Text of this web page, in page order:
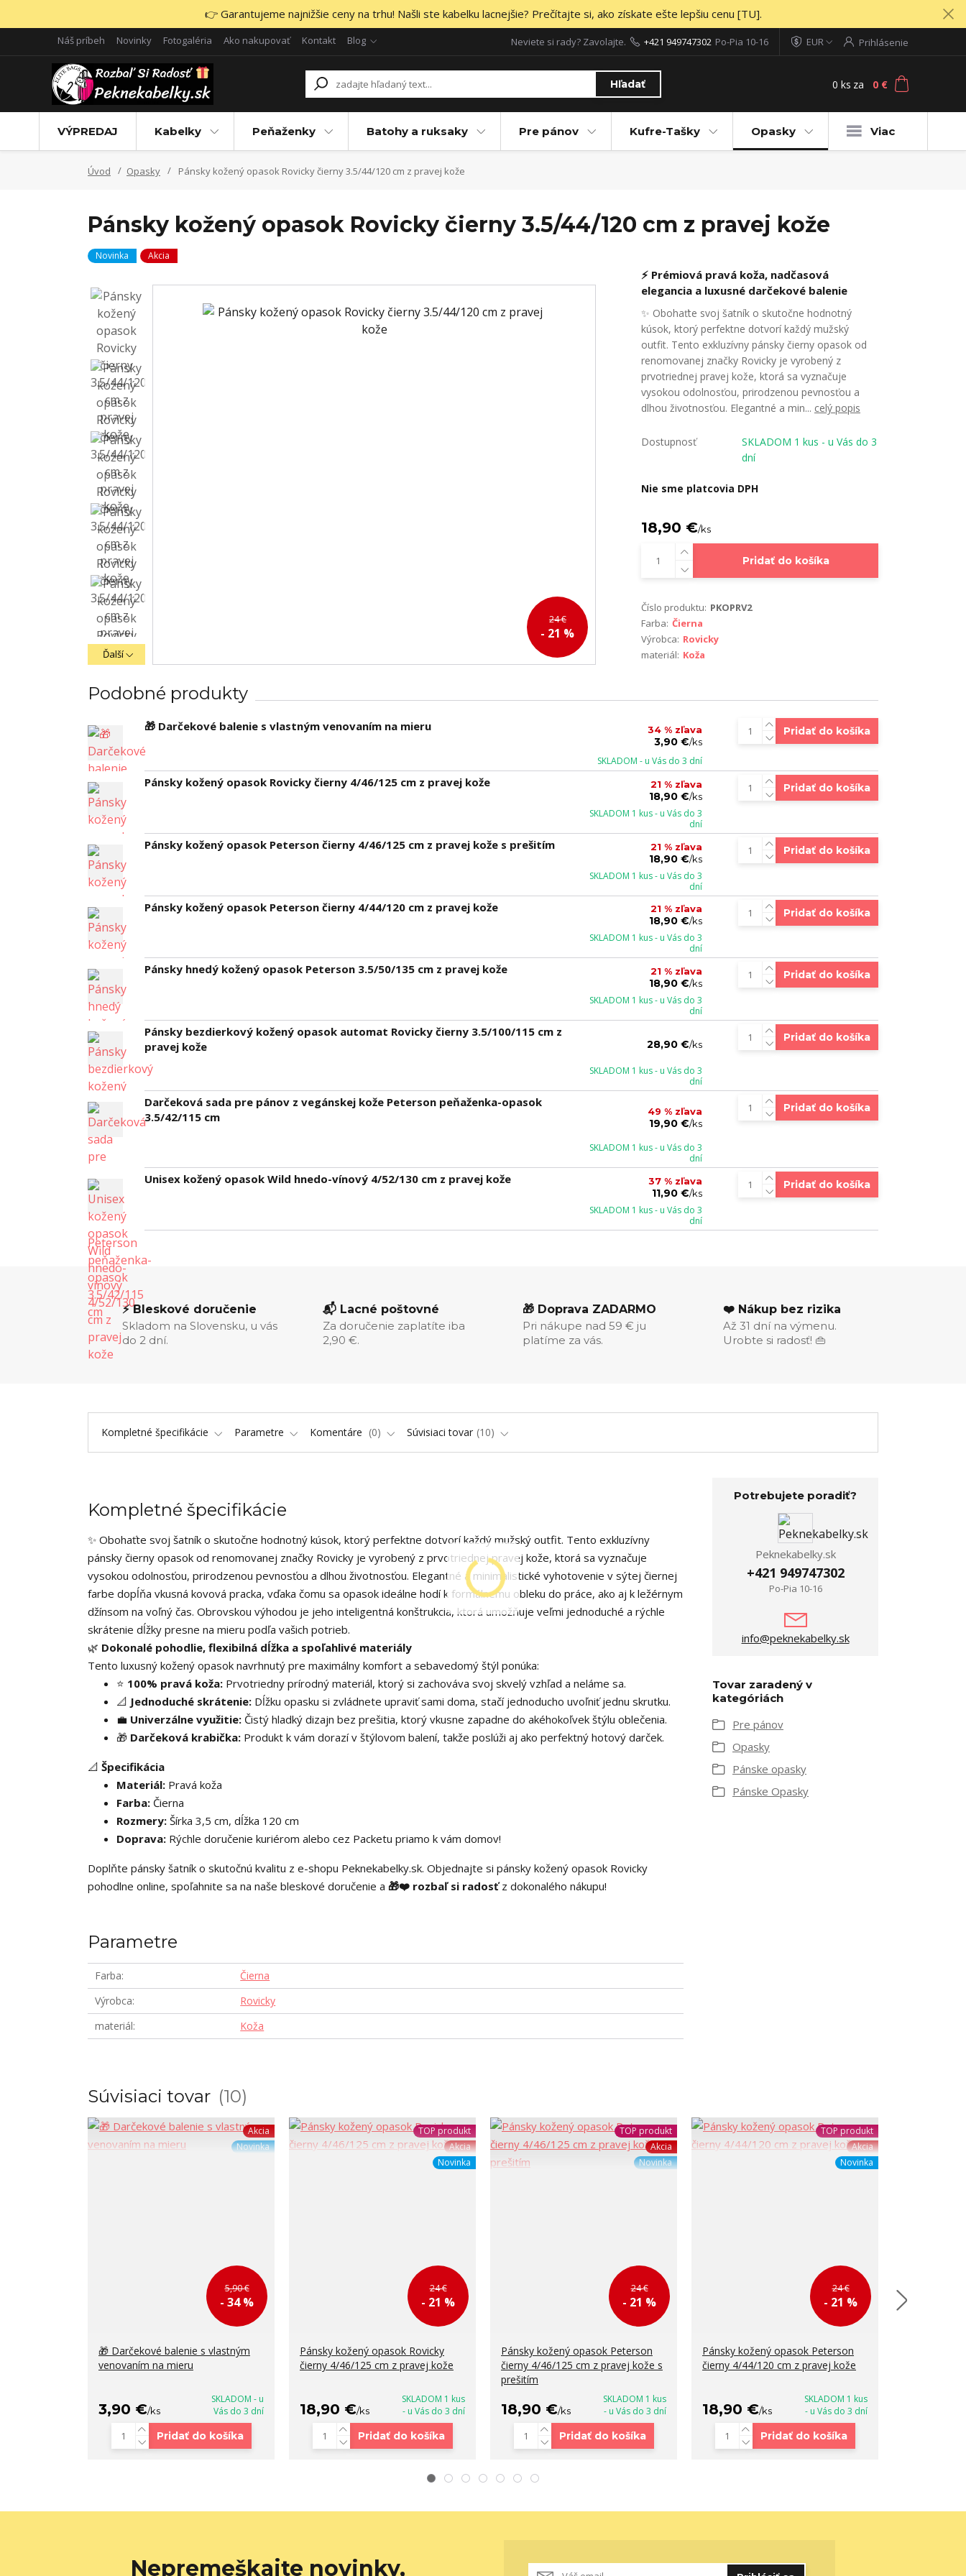
👉 Garantujeme najnižšie ceny na trhu! Našli ste kabelku lacnejšie? Prečítajte si, ako získate ešte lepšiu cenu [TU].
Náš príbeh Novinky Fotogaléria Ako nakupovať Kontakt Blog EUR Prihlásenie
Hľadať
Neviete si rady? Zavolajte. +421 949747302 Po-Pia 10-16
0 ks za 0 €
VÝPREDAJ Kabelky Peňaženky Batohy a ruksaky Pre pánov Kufre-Tašky Opasky Viac
Úvod Opasky Pánsky kožený opasok Rovicky čierny 3.5/44/120 cm z pravej kože
Pánsky kožený opasok Rovicky čierny 3.5/44/120 cm z pravej kože
Novinka Akcia
24 €
- 21 %
Ďalší
⚡ Prémiová pravá koža, nadčasová
elegancia a luxusné darčekové balenie
✨ Obohaťte svoj šatník o skutočne hodnotný
kúsok, ktorý perfektne dotvorí každý mužský
outfit. Tento exkluzívny pánsky čierny opasok od
renomovanej značky Rovicky je vyrobený z
prvotriednej pravej kože, ktorá sa vyznačuje
vysokou odolnosťou, prirodzenou pevnosťou a
dlhou životnosťou. Elegantné a min... celý popis
Dostupnosť
SKLADOM 1 kus - u Vás do 3
dní
Nie sme platcovia DPH
18,90 €/ks
Pridať do košíka
Číslo produktu: PKOPRV2
Farba: Čierna
Výrobca: Rovicky
materiál: Koža
Podobné produkty
🎁 Darčekové balenie s vlastným venovaním na mieru 34 % zľava
3,90 €/ks
SKLADOM - u Vás do 3 dní
Pridať do košíka
Pánsky kožený opasok Rovicky čierny 4/46/125 cm z pravej kože 21 % zľava
18,90 €/ks
SKLADOM 1 kus - u Vás do 3
dní
Pridať do košíka
Pánsky kožený opasok Peterson čierny 4/46/125 cm z pravej kože s prešitím 21 % zľava
18,90 €/ks
SKLADOM 1 kus - u Vás do 3
dní
Pridať do košíka
Pánsky kožený opasok Peterson čierny 4/44/120 cm z pravej kože 21 % zľava
18,90 €/ks
SKLADOM 1 kus - u Vás do 3
dní
Pridať do košíka
Pánsky hnedý kožený opasok Peterson 3.5/50/135 cm z pravej kože 21 % zľava
18,90 €/ks
SKLADOM 1 kus - u Vás do 3
dní
Pridať do košíka
Pánsky bezdierkový kožený opasok automat Rovicky čierny 3.5/100/115 cm z
pravej kože
28,90 €/ks
SKLADOM 1 kus - u Vás do 3
dní
Pridať do košíka
Darčeková sada pre pánov z vegánskej kože Peterson peňaženka-opasok
3.5/42/115 cm
49 % zľava
19,90 €/ks
SKLADOM 1 kus - u Vás do 3
dní
Pridať do košíka
Unisex kožený opasok Wild hnedo-vínový 4/52/130 cm z pravej kože 37 % zľava
11,90 €/ks
SKLADOM 1 kus - u Vás do 3
dní
Pridať do košíka
⚡ Bleskové doručenie
Skladom na Slovensku, u vás
do 2 dní.
📬 Lacné poštovné
Za doručenie zaplatíte iba
2,90 €.
🎁 Doprava ZADARMO
Pri nákupe nad 59 € ju
platíme za vás.
❤️ Nákup bez rizika
Až 31 dní na výmenu.
Urobte si radosť! 👜
Kompletné špecifikácie Parametre Komentáre 0 Súvisiaci tovar 10
Kompletné špecifikácie
✨ Obohaťte svoj šatník o skutočne hodnotný kúsok, ktorý perfektne dotvorí každý mužský outfit. Tento exkluzívny
pánsky čierny opasok od renomovanej značky Rovicky je vyrobený z prvotriednej pravej kože, ktorá sa vyznačuje
vysokou odolnosťou, prirodzenou pevnosťou a dlhou životnosťou. Elegantné a minimalistické vyhotovenie v sýtej čiernej
farbe dopĺňa vkusná kovová pracka, vďaka čomu sa opasok ideálne hodí k formálnemu obleku do práce, ako aj k ležérnym
džínsom na voľný čas. Obrovskou výhodou je jeho inteligentná konštrukcia, ktorá umožňuje veľmi jednoduché a rýchle
skrátenie dĺžky presne na mieru podľa vašich potrieb.
🌿 Dokonalé pohodlie, flexibilná dĺžka a spoľahlivé materiály
Tento luxusný kožený opasok navrhnutý pre maximálny komfort a sebavedomý štýl ponúka:
⭐ 100% pravá koža: Prvotriedny prírodný materiál, ktorý si zachováva svoj skvelý vzhľad a neláme sa.
📐 Jednoduché skrátenie: Dĺžku opasku si zvládnete upraviť sami doma, stačí jednoducho uvoľniť jednu skrutku.
💼 Univerzálne využitie: Čistý hladký dizajn bez prešitia, ktorý vkusne zapadne do akéhokoľvek štýlu oblečenia.
🎁 Darčeková krabička: Produkt k vám dorazí v štýlovom balení, takže poslúži aj ako perfektný hotový darček.
📐 Špecifikácia
Materiál: Pravá koža
Farba: Čierna
Rozmery: Šírka 3,5 cm, dĺžka 120 cm
Doprava: Rýchle doručenie kuriérom alebo cez Packetu priamo k vám domov!
Doplňte pánsky šatník o skutočnú kvalitu z e-shopu Peknekabelky.sk. Objednajte si pánsky kožený opasok Rovicky
pohodlne online, spoľahnite sa na naše bleskové doručenie a 🎁❤️ rozbaľ si radosťz dokonalého nákupu!
Parametre
Farba
Čierna
Výrobca
Rovicky
materiál
Koža
Potrebujete poradiť?
Peknekabelky.sk
+421 949747302
Po-Pia 10-16
info@peknekabelky.sk
Tovar zaradený v
kategóriách
Pre pánov
Opasky
Pánske opasky
Pánske Opasky
Súvisiaci tovar 10
Akcia
Novinka
5,90 €
- 34 %
🎁 Darčekové balenie s vlastným
venovaním na mieru
3,90 €/ks
SKLADOM - u
Vás do 3 dní
Pridať do košíka
TOP produkt
Akcia
Novinka
24 €
- 21 %
Pánsky kožený opasok Rovicky
čierny 4/46/125 cm z pravej kože
18,90 €/ks
SKLADOM 1 kus
- u Vás do 3 dní
Pridať do košíka
TOP produkt
Akcia
Novinka
24 €
- 21 %
Pánsky kožený opasok Peterson
čierny 4/46/125 cm z pravej kože s
prešitím
18,90 €/ks
SKLADOM 1 kus
- u Vás do 3 dní
Pridať do košíka
TOP produkt
Akcia
Novinka
24 €
- 21 %
Pánsky kožený opasok Peterson
čierny 4/44/120 cm z pravej kože
18,90 €/ks
SKLADOM 1 kus
- u Vás do 3 dní
Pridať do košíka
Nepremeškajte novinky,